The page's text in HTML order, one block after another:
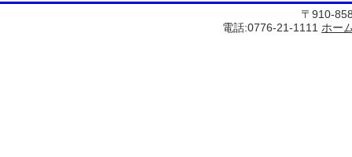
〒910-
電話:0776-21-1111 ホー